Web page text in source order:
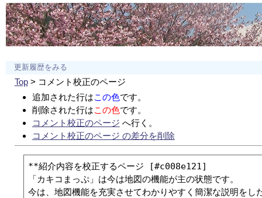
更新履歴をみる
Top> コメント校正のページ
追加された行はこの色です。
削除された行はこの色です。
コメント校正のページ へ行く。
コメント校正のページ の差分を削除
**紹介内容を校正するページ [#c008e121]
「カキコまっぷ」は今は地図の機能が主の状態です。
今は、地図機能を充実させてわかりやすく簡潔な説明を